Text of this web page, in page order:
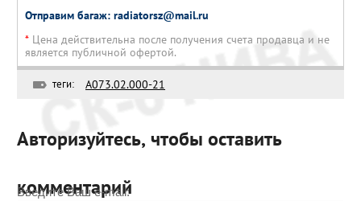
Отправим багаж: radiatorsz@mail.ru
* Цена действительна после получения счета продавца и не
является публичной офертой.
теги: А073.02.000-21
Авторизуйтесь, чтобы оставить
комментарий
Введите Ваш e-mail: